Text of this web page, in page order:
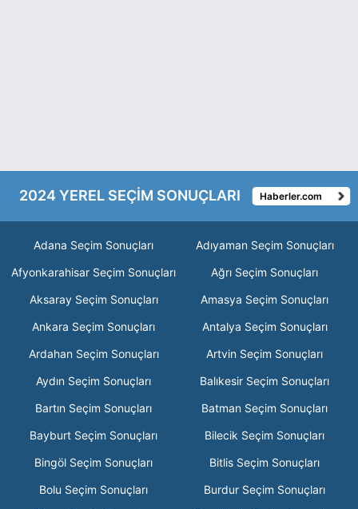
2024 YEREL SEÇİM SONUÇLARI Haberler.com
Adana Seçim Sonuçları
Adıyaman Seçim Sonuçları
Afyonkarahisar Seçim Sonuçları
Ağrı Seçim Sonuçları
Aksaray Seçim Sonuçları
Amasya Seçim Sonuçları
Ankara Seçim Sonuçları
Antalya Seçim Sonuçları
Ardahan Seçim Sonuçları
Artvin Seçim Sonuçları
Aydın Seçim Sonuçları
Balıkesir Seçim Sonuçları
Bartın Seçim Sonuçları
Batman Seçim Sonuçları
Bayburt Seçim Sonuçları
Bilecik Seçim Sonuçları
Bingöl Seçim Sonuçları
Bitlis Seçim Sonuçları
Bolu Seçim Sonuçları
Burdur Seçim Sonuçları